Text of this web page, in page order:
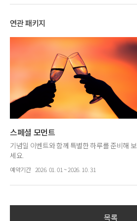
연관 패키지
스페셜 모먼트
기념일 이벤트와 함께 특별한 하루를 준비해 보
세요.
객실 1박 + 기념일 이벤트 + 웰컴 과일 + 커스텀
와인 1병
예약기간 2026. 01. 01 ~ 2026. 10. 31
목록